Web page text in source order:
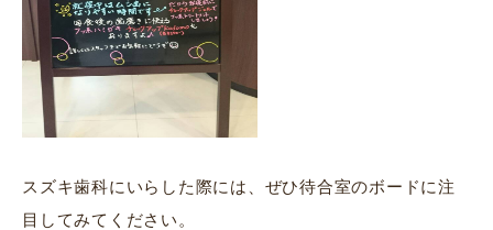
スズキ歯科にいらした際には、ぜひ待合室のボードに注
目してみてください。